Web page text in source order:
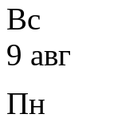
Вс
9 авг
Пн